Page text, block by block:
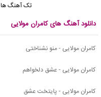
تک آهنگ ها
دانلود آهنگ های کامران مولایی
کامران مولایی - منو نشناختی
کامران مولایی - عشق دلخواهم
کامران مولایی - پایتخت عشق